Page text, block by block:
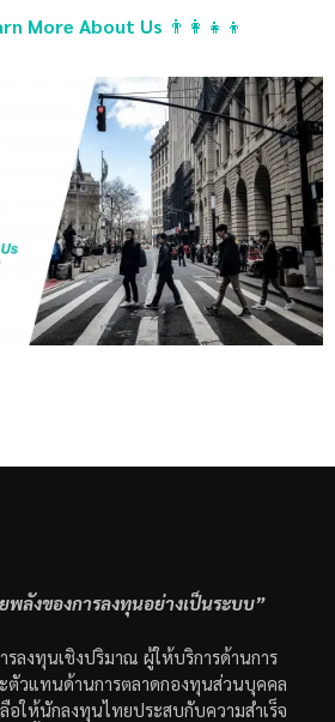
More About Us 👨‍👩‍👧‍👦
พลังของการลงทุนอย่างเป็นระบบ”
รลงทุนเชิงปริมาณ ผู้ให้บริการด้านการ
ตัวแทนด้านการตลาดกองทุนส่วนบุคคล
อให้นักลงทุนไทยประสบกับความสำเร็จ